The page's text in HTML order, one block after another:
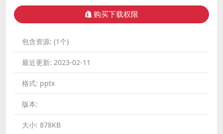
购买下载权限
包含资源: (1个)
最近更新: 2023-02-11
格式: pptx
版本:
大小: 878KB